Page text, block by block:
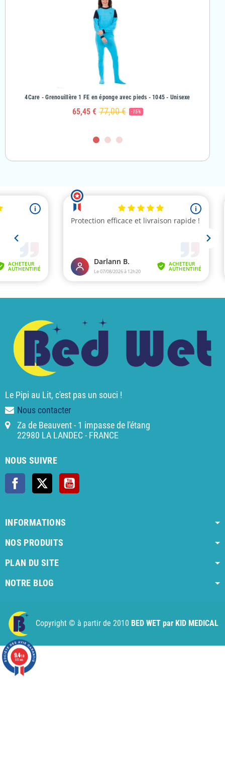
4Care - Grenouillère 1 FE en éponge avec pieds - 1045 - Unisexe
65,45 € 77,00 € -15%
Le Pipi au Lit, c'est pas un souci !
Nous contacter
Za de Beauvent - 1 impasse de l'étang
22980 LA LANDEC - FRANCE
NOUS SUIVRE
Facebook
INFORMATIONS
NOS PRODUITS
PLAN DU SITE
NOTRE BLOG
Copyright © à partir de 2010 BED WET par KID MEDICAL
9.4/10
972 avis